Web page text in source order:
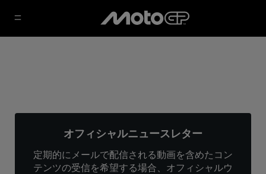
オフィシャルニュースレター
定期的にメールで配信される動画を含めたコン
テンツの受信を希望する場合、オフィシャルウ